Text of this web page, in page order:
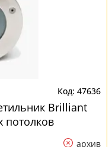
47636
Brilliant
потолков
архив